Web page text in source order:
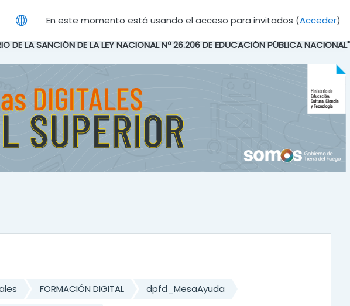
En este momento está usando el acceso para invitados (Acceder)
DE LA SANCIÓN DE LA LEY NACIONAL Nº 26.206 DE EDUCACIÓN PÚBLICA NACIONAL"
FORMACIÓN DIGITAL
dpfd_MesaAyuda